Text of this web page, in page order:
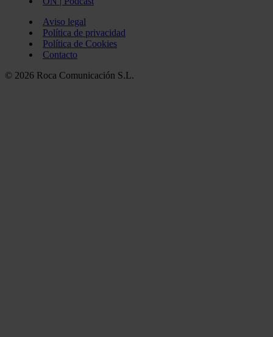
Aviso legal
Política de privacidad
Política de Cookies
Contacto
© 2026 Roca Comunicación S.L.